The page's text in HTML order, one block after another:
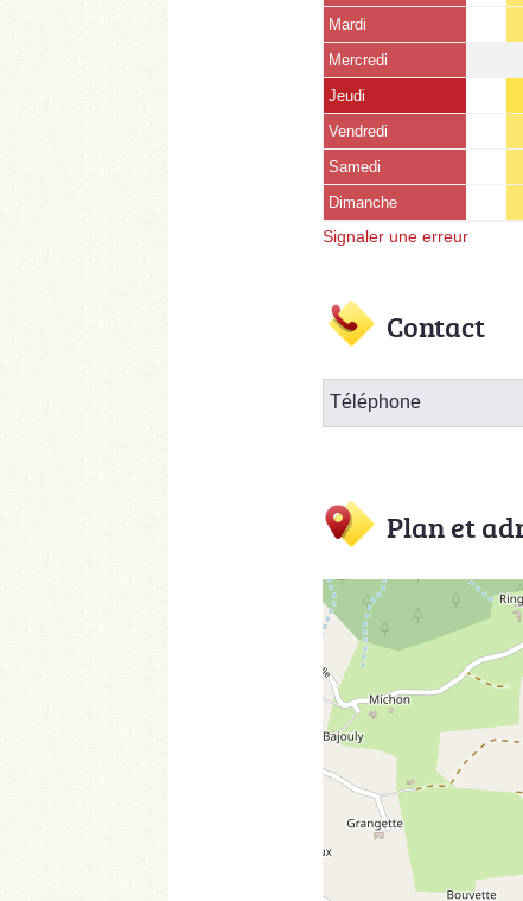
Mardi
Mercredi
Jeudi
Vendredi
Samedi
Dimanche
Signaler une erreur
Contact
Téléphone
Plan et